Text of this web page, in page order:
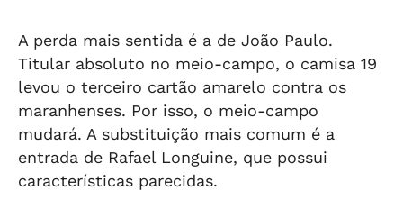
A perda mais sentida é a de João Paulo.
Titular absoluto no meio-campo, o camisa 19
levou o terceiro cartão amarelo contra os
maranhenses. Por isso, o meio-campo
mudará. A substituição mais comum é a
entrada de Rafael Longuine, que possui
características parecidas.